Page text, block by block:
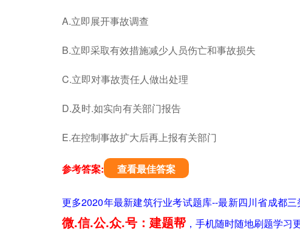
A.立即展开事故调查
B.立即采取有效措施减少人员伤亡和事故损失
C.立即对事故责任人做出处理
D.及时.如实向有关部门报告
E.在控制事故扩大后再上报有关部门
参考答案: 查看最佳答案
更多2020年最新建筑行业考试题库--最新四川省成都
微.信.公.众.号：建题帮 ，手机随时随地刷题学习